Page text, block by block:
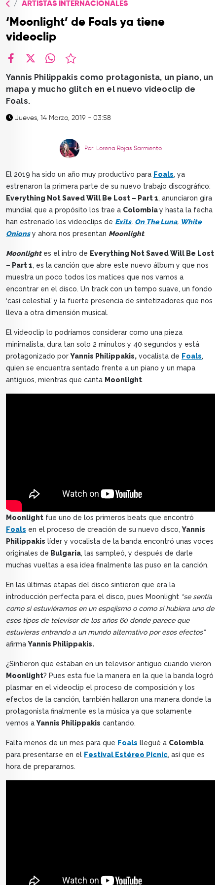
TOP
QUIÉNES SOMOS
ARTISTAS INTERNACIONALES
‘Moonlight’ de Foals ya tiene
videoclip
Yannis Philippakis como protagonista, un piano, un
mapa y mucho glitch en el nuevo videoclip de
Foals.
Jueves, 14 Marzo, 2019 - 03:58
Por: Lorena Rojas Sarmiento
El 2019 ha sido un año muy productivo para Foals, ya
estrenaron la primera parte de su nuevo trabajo discográfico:
Everything Not Saved Will Be Lost – Part 1, anunciaron gira
mundial que a propósito los trae a Colombiay hasta la fecha
han estrenado los videoclips de Exits, On The Luna, White
Onions y ahora nos presentan Moonlight.
Moonlightes el intro de Everything Not Saved Will Be Lost
– Part 1, es la canción que abre este nuevo álbum y que nos
muestra un poco todos los matices que nos vamos a
encontrar en el disco. Un track con un tempo suave, un fondo
‘casi celestial’ y la fuerte presencia de sintetizadores que nos
lleva a otra dimensión musical.
El videoclip lo podríamos considerar como una pieza
minimalista, dura tan solo 2 minutos y 40 segundos y está
protagonizado porYannis Philippakis, vocalista de Foals,
quien se encuentra sentado frente a un piano y un mapa
antiguos, mientras que canta Moonlight.
Moonlight fue uno de los primeros beats que encontró
Foals en el proceso de creación de su nuevo disco,Yannis
Philippakis líder y vocalista de la banda encontró unas voces
originales de Bulgaria, las sampleó, y después de darle
muchas vueltas a esa idea finalmente las puso en la canción.
En las últimas etapas del disco sintieron que era la
introducción perfecta para el disco, pues Moonlight “se sentía
como si estuviéramos en un espejismo o como si hubiera uno de
esos tipos de televisor de los años 60 donde parece que
estuvieras entrando a un mundo alternativo por esos efectos”
afirmaYannis Philippakis.
¿Sintieron que estaban en un televisor antiguo cuando vieron
Moonlight? Pues esta fue la manera en la que la banda logró
plasmar en el videoclip el proceso de composición y los
efectos de la canción, también hallaron una manera donde la
protagonista finalmente es la música ya que solamente
vemos aYannis Philippakis cantando.
Falta menos de un mes para que Foals llegué a Colombia
para presentarse en el Festival Estéreo Picnic, así que es
hora de prepararnos.